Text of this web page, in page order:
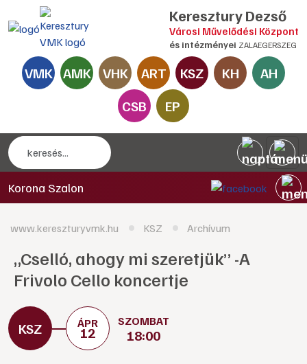
Keresztury Dezső
Városi Művelődési Központ
és intézményei ZALAEGERSZEG
VMK AMK VHK ART KSZ KH
AH
CSB
EP
Korona Szalon
www.kereszturyvmk.hu KSZ Archívum
„Cselló, ahogy mi szeretjük” -A
Frivolo Cello koncertje
ÁPR
12
SZOMBAT
18:00